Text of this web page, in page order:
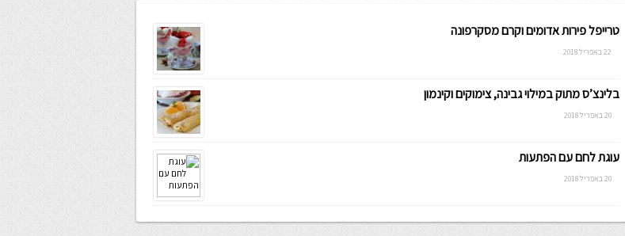
טרייפל פירות אדומים וקרם מסקרפונה
22 באפריל 2018
בלינצ’ס מתוק במילוי גבינה, צימוקים וקינמון
20 באפריל 2018
עוגת לחם עם הפתעות
20 באפריל 2018